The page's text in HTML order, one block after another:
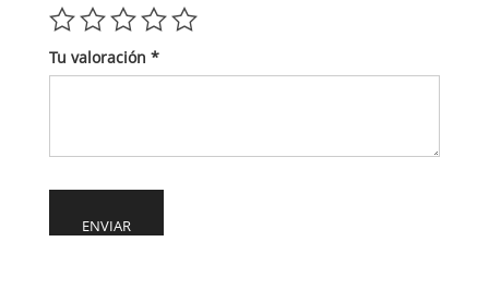
Tu valoración *